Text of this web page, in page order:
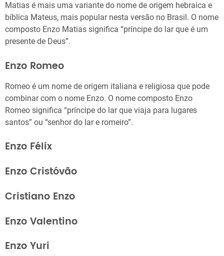
Matias é mais uma variante do nome de origem hebraica e
bíblica Mateus, mais popular nesta versão no Brasil. O nome
composto Enzo Matias significa “príncipe do lar que é um
presente de Deus”.
Enzo Romeo
Romeo é um nome de origem italiana e religiosa que pode
combinar com o nome Enzo. O nome composto Enzo
Romeo significa “príncipe do lar que viaja para lugares
santos” ou “senhor do lar e romeiro”.
Enzo Félix
Enzo Cristóvão
Cristiano Enzo
Enzo Valentino
Enzo Yuri